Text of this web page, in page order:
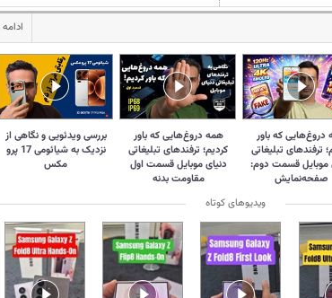
ادامه
دروغ‌‌هایی که باور
ترفندهای تبلیغاتی
موبایل قسمت دوم:
صفحه‌نمایش
همه دروغ‌هایی که باور
کردیم؛ ترفندهای تبلیغاتی
دنیای موبایل قسمت اول
مقاومت بدنه
بررسی ویدئویی و نگاهی از
نزدیک به شیائومی 17 پرو
مکس
ویدیوهای کوتاه